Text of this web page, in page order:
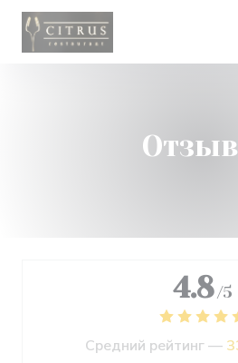
Панель управления cookies
4.8 /5
Средний рейтинг —